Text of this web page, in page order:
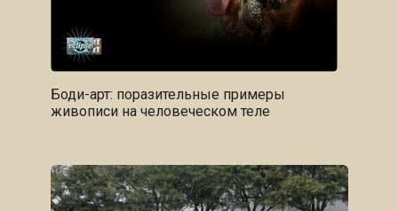
Боди-арт: поразительные примеры
живописи на человеческом теле